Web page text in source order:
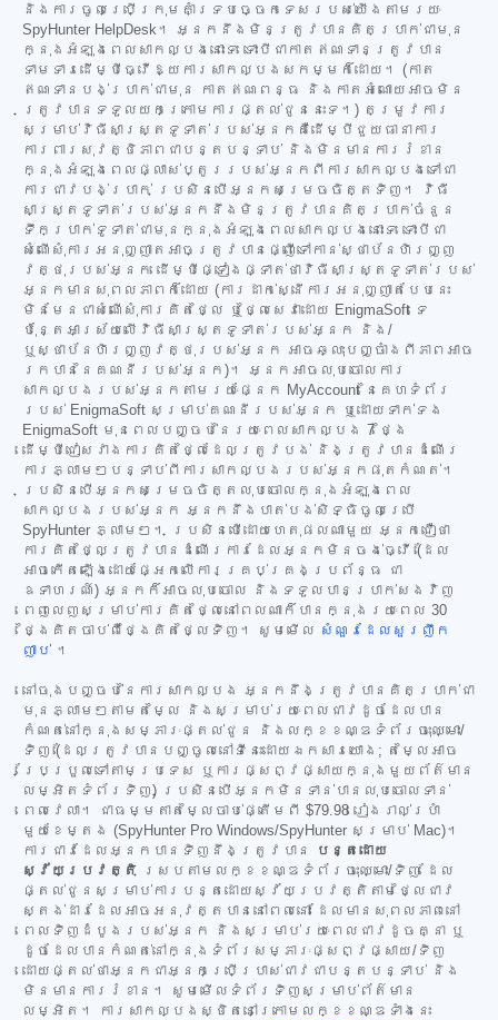
និងការចូលប្រើក្រុមគាំទ្របច្ចេកទេសរបស់យើងតាមរយៈ
SpyHunter HelpDesk។ អ្នកនឹងមិនត្រូវបានគិតប្រាក់ជាមុន
ក្នុងអំឡុងពេលសាកល្បងនោះទេ ទោះបីជាកាតឥណទានត្រូវបាន
ទាមទារដើម្បីធ្វើឱ្យការសាកល្បងសកម្មក៏ដោយ។ (កាត
ឥណទានបង់ប្រាក់ជាមុន កាតឥណពន្ធ និងកាតអំណោយអាចមិន
ត្រូវបានទទួលយកក្រោមការផ្តល់ជូននេះទេ។) តម្រូវការ
សម្រាប់វិធីសាស្ត្រទូទាត់របស់អ្នកគឺដើម្បីជួយធានាការ
ការពារសុវត្ថិភាពជាបន្តបន្ទាប់ និងមិនមានការរំខាន
ក្នុងអំឡុងពេលផ្លាស់ប្តូររបស់អ្នកពីការសាកល្បងទៅជា
ការជាវបង់ប្រាក់ ប្រសិនបើអ្នកសម្រេចចិត្តទិញ។ វិធី
សាស្ត្រទូទាត់របស់អ្នកនឹងមិនត្រូវបានគិតប្រាក់ចំនួន
ទឹកប្រាក់ទូទាត់ជាមុនក្នុងអំឡុងពេលសាកល្បងនោះទេ ទោះបីជា
សំណើសុំការអនុញ្ញាតអាចត្រូវបានផ្ញើទៅកាន់ស្ថាប័នហិរញ្ញ
វត្ថុរបស់អ្នក ដើម្បីផ្ទៀងផ្ទាត់ថាវិធីសាស្ត្រទូទាត់របស់
អ្នកមានសុពលភាពក៏ដោយ (ការដាក់ស្នើការអនុញ្ញាតបែបនេះ
មិនមែនជាសំណើសុំការគិតថ្លៃ ឬថ្លៃសេវាដោយ EnigmaSoft ទេ
ប៉ុន្តែអាស្រ័យលើវិធីសាស្ត្រទូទាត់របស់អ្នក និង/
ឬស្ថាប័នហិរញ្ញវត្ថុរបស់អ្នក អាចឆ្លុះបញ្ចាំងពីភាពអាច
រកបាននៃគណនីរបស់អ្នក)។ អ្នកអាចលុបចោលការ
សាកល្បងរបស់អ្នកតាមរយៈផ្នែក MyAccount នៃគេហទំព័រ
របស់ EnigmaSoft សម្រាប់គណនីរបស់អ្នក ឬដោយទាក់ទង
EnigmaSoft មុនពេលបញ្ចប់នៃរយៈពេលសាកល្បង 7 ថ្ងៃ
ដើម្បីជៀសវាងការគិតថ្លៃដែលត្រូវបង់ និងត្រូវបានដំណើរ
ការភ្លាមៗបន្ទាប់ពីការសាកល្បងរបស់អ្នកផុតកំណត់។
ប្រសិនបើអ្នកសម្រេចចិត្តលុបចោលក្នុងអំឡុងពេល
សាកល្បងរបស់អ្នក អ្នកនឹងបាត់បង់សិទ្ធិចូលប្រើ
SpyHunter ភ្លាមៗ។ ប្រសិនបើដោយហេតុផលណាមួយ អ្នកជឿថា
ការគិតថ្លៃត្រូវបានដំណើរការដែលអ្នកមិនចង់ធ្វើ (ដែល
អាចកើតឡើងដោយផ្អែកលើការគ្រប់គ្រងប្រព័ន្ធ ជា
ឧទាហរណ៍) អ្នកក៏អាចលុបចោល និងទទួលបានប្រាក់សងវិញ
ពេញលេញសម្រាប់ការគិតថ្លៃនៅពេលណាក៏បានក្នុងរយៈពេល 30
ថ្ងៃគិតចាប់ពីថ្ងៃគិតថ្លៃទិញ។ សូមមើល សំណួរដែលសួរញឹក
ញាប់ ។
នៅចុងបញ្ចប់នៃការសាកល្បង អ្នកនឹងត្រូវបានគិតប្រាក់ជា
មុនភ្លាមៗតាមតម្លៃ និងសម្រាប់រយៈពេលជាវដូចដែលបាន
កំណត់នៅក្នុងសម្ភារៈផ្តល់ជូន និងលក្ខខណ្ឌទំព័រចុះឈ្មោះ/
ទិញ (ដែលត្រូវបានបញ្ចូលនៅទីនេះដោយឯកសារយោង; តម្លៃអាច
ប្រែប្រួលទៅតាមប្រទេស ឬការផ្សព្វផ្សាយក្នុងមួយព័ត៌មាន
លម្អិតទំព័រទិញ) ប្រសិនបើអ្នកមិនទាន់បានលុបចោលទាន់
ពេលវេលា។ ជាធម្មតាតម្លៃចាប់ផ្តើមពី $79.98 រៀងរាល់ប្រាំ
មួយខែម្តង (SpyHunter Pro Windows/SpyHunter សម្រាប់ Mac)។
ការជាវដែលអ្នកបានទិញនឹងត្រូវបាន
បន្តដោយ
ស្វ័យប្រវត្តិ ស្របតាមលក្ខខណ្ឌទំព័រចុះឈ្មោះ/ទិញ ដែល
ផ្តល់ជូនសម្រាប់ការបន្តដោយស្វ័យប្រវត្តិតាមថ្លៃជាវ
ស្តង់ដារដែលអាចអនុវត្តបាននៅពេលនោះ ដែលមានសុពលភាពនៅ
ពេលទិញដំបូងរបស់អ្នក និងសម្រាប់រយៈពេលជាវដូចគ្នា ឬ
ដូចដែលបានកំណត់នៅក្នុងទំព័រសម្ភារៈផ្សព្វផ្សាយ/ទិញ
ដោយផ្តល់ថាអ្នកជាអ្នកប្រើប្រាស់ជាវជាបន្តបន្ទាប់ និង
មិនមានការរំខាន។ សូមមើលទំព័រទិញសម្រាប់ព័ត៌មាន
លម្អិត។ ការសាកល្បងស្ថិតនៅក្រោមលក្ខខណ្ឌទាំងនេះ